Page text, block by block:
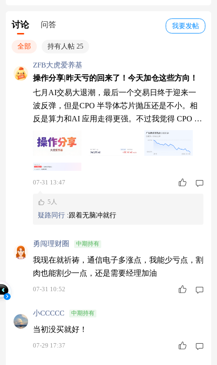
我要发帖
讨论 问答
全部 持有人帖 25
ZFB大虎爱养基
操作分享|昨天亏的回来了！今天加仓这些方向！
七月AI交易大退潮，最后一个交易日终于迎来一
波反弹，但是CPO 半导体芯片抛压还是不小。相
反是算力和AI 应用走得更强。不过我觉得 CPO 和
半导体也是有前途的，只是目前还需要一个震荡走
平的过程。 目前回来了三头牛，算是能把昨天亏
天我的操作是： 加仓$广发新经济混合C$5000元，
这只基金重点聚焦AI 硬件中盈利逻辑更硬的CPO
和PCB方向，这些方向还
07-31 13:47
5人
疑路同行 :跟着无脑冲就行
勇闯理财圈 中期持有
我现在就祈祷，通信电子多涨点，我能少亏点，割
肉也能割少一点，还是需要经理加油
07-31 10:52
小CCCCC 中期持有
当初没买就好！
07-29 17:37